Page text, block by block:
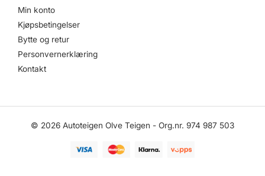
Min konto
Kjøpsbetingelser
Bytte og retur
Personvernerklæring
Kontakt
© 2026 Autoteigen Olve Teigen - Org.nr. 974 987 503